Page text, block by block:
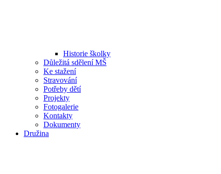
Historie školky
Důležitá sdělení MŠ
Ke stažení
Stravování
Potřeby dětí
Projekty
Fotogalerie
Kontakty
Dokumenty
Družina